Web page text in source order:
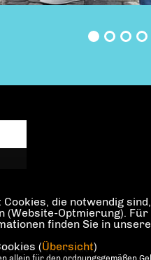
KONTAKT
die notwendig
(Website-Optmierung).
finden Sie in
(Übersicht)